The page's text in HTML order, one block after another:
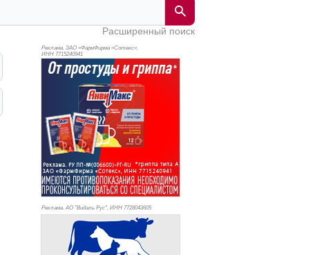
Расширенный поиск
Реклама. ЗАО «ФармФирма «Сотекс»,
ИНН 7715240941
Реклама. АО "Видаль Рус", ИНН 7728043605